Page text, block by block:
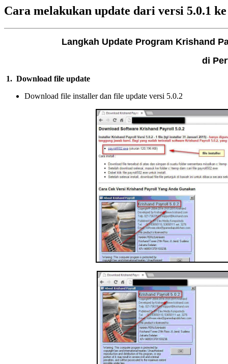
Cara melakukan update dari versi 5.0.1
Langkah Update Program Krishand
di
1. Download file update
Download file installer dan file update versi 5.0.2